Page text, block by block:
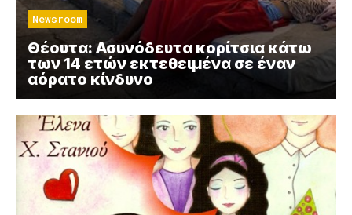
Newsroom
Θέουτα: Ασυνόδευτα κορίτσια κάτω
των 14 ετών εκτεθειμένα σε έναν
αόρατο κίνδυνο